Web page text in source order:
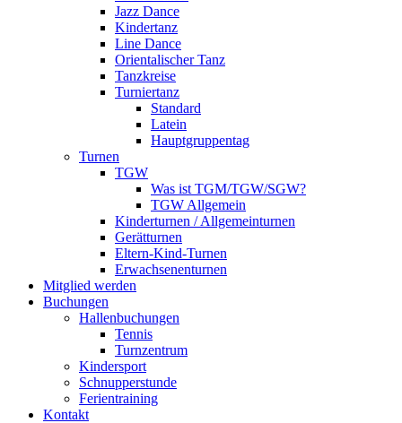
Jazz Dance
Kindertanz
Line Dance
Orientalischer Tanz
Tanzkreise
Turniertanz
Standard
Latein
Hauptgruppentag
Turnen
TGW
Was ist TGM/TGW/SGW?
TGW Allgemein
Kinderturnen / Allgemeinturnen
Gerätturnen
Eltern-Kind-Turnen
Erwachsenenturnen
Mitglied werden
Buchungen
Hallenbuchungen
Tennis
Turnzentrum
Kindersport
Schnupperstunde
Ferientraining
Kontakt